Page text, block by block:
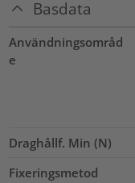
Basdata
Användningsområd
e
Draghållf. Min (N)
Fixeringsmetod